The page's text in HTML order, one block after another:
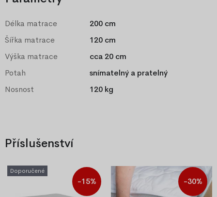
Délka matrace
200 cm
Šířka matrace
120 cm
Výška matrace
cca 20 cm
Potah
snímatelný a pratelný
Nosnost
120 kg
Příslušenství
Doporučené
-15% -30%